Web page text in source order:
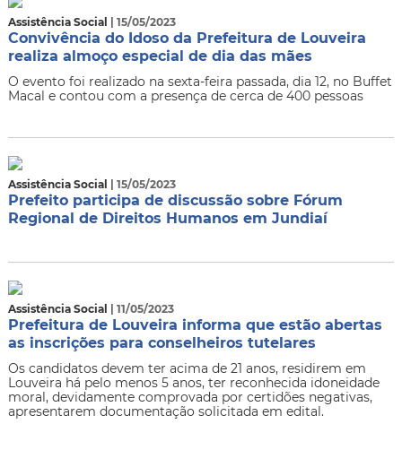
Assistência Social | 15/05/2023
Convivência do Idoso da Prefeitura de Louveira
realiza almoço especial de dia das mães
O evento foi realizado na sexta-feira passada, dia 12, no Buffet
Macal e contou com a presença de cerca de 400 pessoas
Assistência Social | 15/05/2023
Prefeito participa de discussão sobre Fórum
Regional de Direitos Humanos em Jundiaí
Assistência Social | 11/05/2023
Prefeitura de Louveira informa que estão abertas
as inscrições para conselheiros tutelares
Os candidatos devem ter acima de 21 anos, residirem em
Louveira há pelo menos 5 anos, ter reconhecida idoneidade
moral, devidamente comprovada por certidões negativas,
apresentarem documentação solicitada em edital.